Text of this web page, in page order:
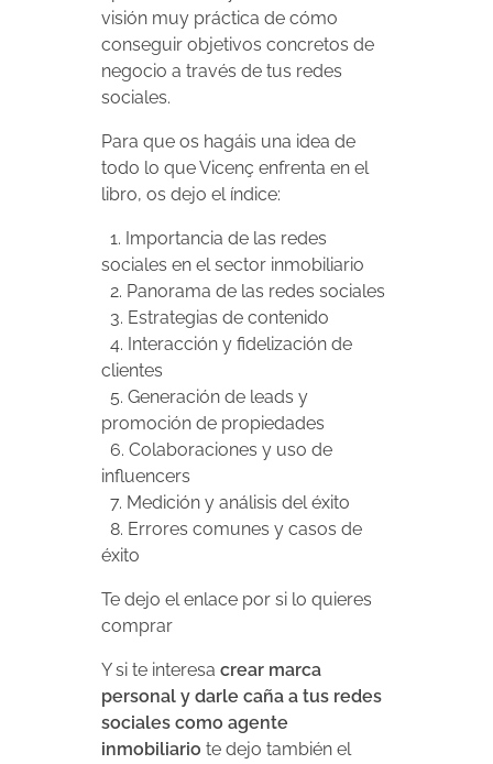
visión muy práctica de cómo
conseguir objetivos concretos de
negocio a través de tus redes
sociales.
Para que os hagáis una idea de
todo lo que Vicenç enfrenta en el
libro, os dejo el índice:
1. Importancia de las redes
sociales en el sector inmobiliario
2. Panorama de las redes sociales
3. Estrategias de contenido
4. Interacción y fidelización de
clientes
5. Generación de leads y
promoción de propiedades
6. Colaboraciones y uso de
influencers
7. Medición y análisis del éxito
8. Errores comunes y casos de
éxito
Te dejo el enlace por si lo quieres
comprar
Y si te interesa crear marca
personal y darle caña a tus redes
sociales como agente
inmobiliario te dejo también el